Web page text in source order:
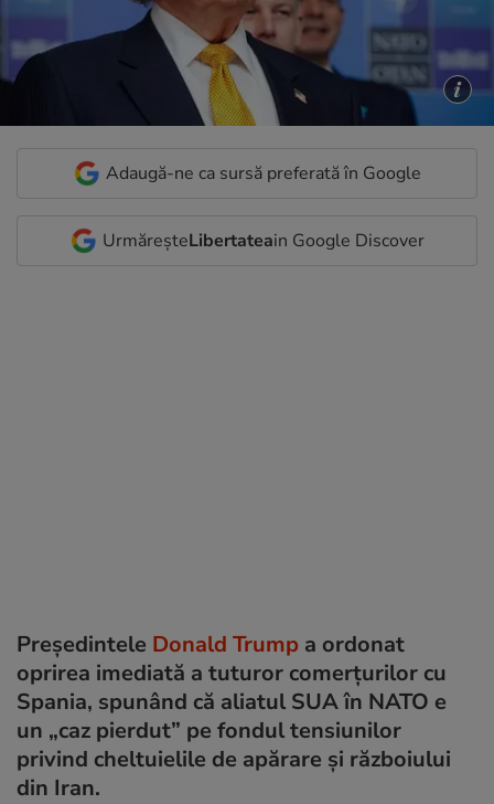
Adaugă-ne ca sursă preferată în Google
UrmăreșteLibertateain Google Discover
Președintele Donald Trump a ordonat
oprirea imediată a tuturor comerțurilor cu
Spania, spunând că aliatul SUA în NATO e
un „caz pierdut” pe fondul tensiunilor
privind cheltuielile de apărare și războiului
din Iran.